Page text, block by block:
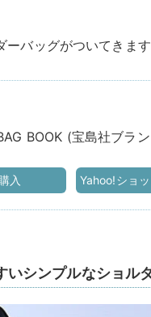
バッグがついてきます
BOOK (宝島社ブラ
入 Yahoo!ショ
いシンプルなショル